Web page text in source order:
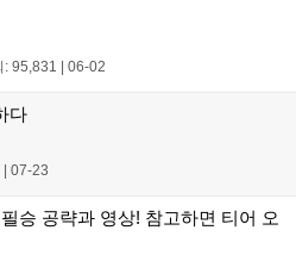
: 95,831 06-02
다
07-23
승 공략과 영상! 참고하면 티어 오